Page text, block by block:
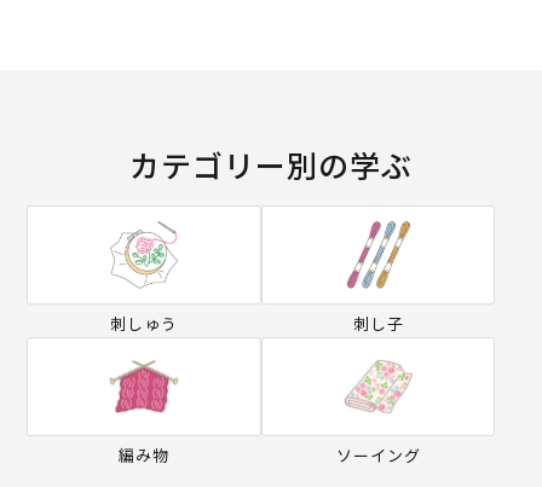
カテゴリー別の学ぶ
刺しゅう 刺し子
編み物 ソーイング